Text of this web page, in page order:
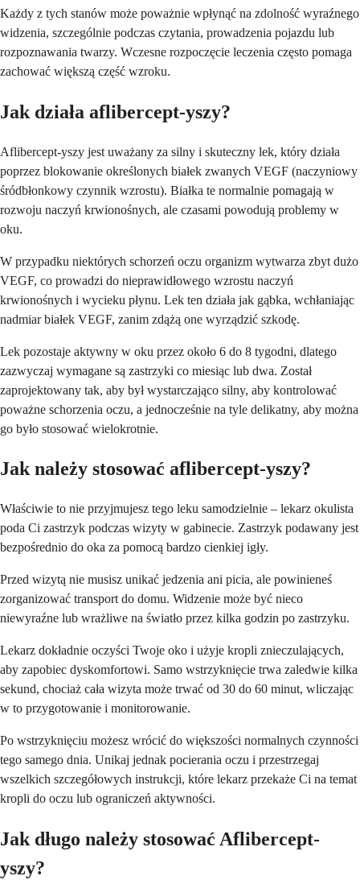
Każdy z tych stanów może poważnie wpłynąć na zdolność wyraźnego
widzenia, szczególnie podczas czytania, prowadzenia pojazdu lub
rozpoznawania twarzy. Wczesne rozpoczęcie leczenia często pomaga
zachować większą część wzroku.
Jak działa aflibercept-yszy?
Aflibercept-yszy jest uważany za silny i skuteczny lek, który działa
poprzez blokowanie określonych białek zwanych VEGF (naczyniowy
śródbłonkowy czynnik wzrostu). Białka te normalnie pomagają w
rozwoju naczyń krwionośnych, ale czasami powodują problemy w
oku.
W przypadku niektórych schorzeń oczu organizm wytwarza zbyt dużo
VEGF, co prowadzi do nieprawidłowego wzrostu naczyń
krwionośnych i wycieku płynu. Lek ten działa jak gąbka, wchłaniając
nadmiar białek VEGF, zanim zdążą one wyrządzić szkodę.
Lek pozostaje aktywny w oku przez około 6 do 8 tygodni, dlatego
zazwyczaj wymagane są zastrzyki co miesiąc lub dwa. Został
zaprojektowany tak, aby był wystarczająco silny, aby kontrolować
poważne schorzenia oczu, a jednocześnie na tyle delikatny, aby można
go było stosować wielokrotnie.
Jak należy stosować aflibercept-yszy?
Właściwie to nie przyjmujesz tego leku samodzielnie – lekarz okulista
poda Ci zastrzyk podczas wizyty w gabinecie. Zastrzyk podawany jest
bezpośrednio do oka za pomocą bardzo cienkiej igły.
Przed wizytą nie musisz unikać jedzenia ani picia, ale powinieneś
zorganizować transport do domu. Widzenie może być nieco
niewyraźne lub wrażliwe na światło przez kilka godzin po zastrzyku.
Lekarz dokładnie oczyści Twoje oko i użyje kropli znieczulających,
aby zapobiec dyskomfortowi. Samo wstrzyknięcie trwa zaledwie kilka
sekund, chociaż cała wizyta może trwać od 30 do 60 minut, wliczając
w to przygotowanie i monitorowanie.
Po wstrzyknięciu możesz wrócić do większości normalnych czynności
tego samego dnia. Unikaj jednak pocierania oczu i przestrzegaj
wszelkich szczegółowych instrukcji, które lekarz przekaże Ci na temat
kropli do oczu lub ograniczeń aktywności.
Jak długo należy stosować Aflibercept-
yszy?